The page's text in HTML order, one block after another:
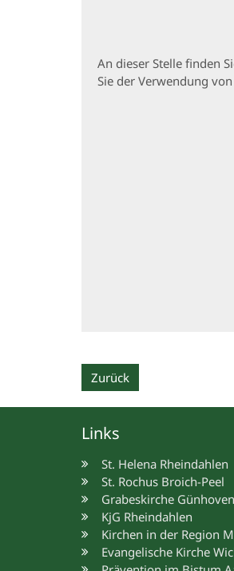
An dieser Stelle finden
Sie der Verwendung
Zurück
Links
St. Helena Rheindahlen
St. Rochus Broich-Peel
Grabeskirche Günhoven
KjG Rheindahlen
Kirchen in der Region
Evangelische Kirche